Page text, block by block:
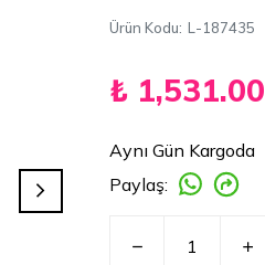
Ürün Kodu: L-187435
₺ 1,531.00
Aynı Gün Kargoda
Paylaş: